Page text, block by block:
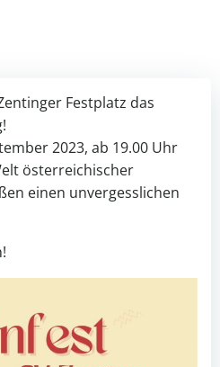
Festplatz das
2023, ab 19.00 Uhr
österreichischer
einen unvergesslichen